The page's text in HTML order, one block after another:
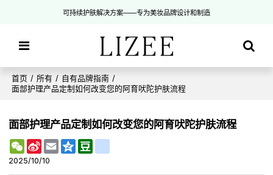
可持续护肤解决方案——专为美妆品牌设计和制造
首页 / 所有 / 自有品牌指南 /
面部护理产品定制如何改变您的阿育吠陀护肤流程
面部护理产品定制如何改变您的阿育吠陀护肤流程
WeChat
Sina
Weibo
Email Qzone
2025/10/10